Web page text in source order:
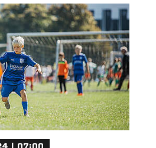
| 07:00